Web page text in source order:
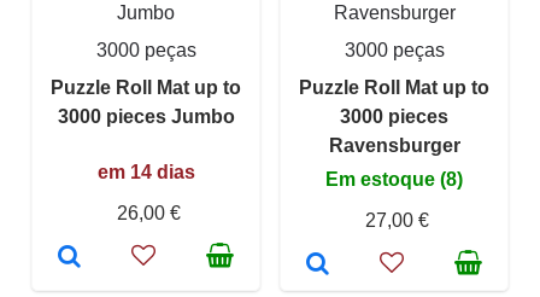
Jumbo
3000 peças
Puzzle Roll Mat up to
3000 pieces Jumbo
em 14 dias
26,00 €
Ravensburger
3000 peças
Puzzle Roll Mat up to
3000 pieces
Ravensburger
Em estoque (8)
27,00 €